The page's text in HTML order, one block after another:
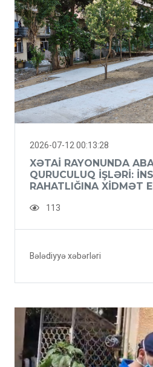
2026-07-12 00:13:28
XƏTAI RAYONUNDA
QURUCULUQ IŞLƏRI:
RAHATLIĞINA XIDMƏT
113
Bələdiyyə xəbərləri